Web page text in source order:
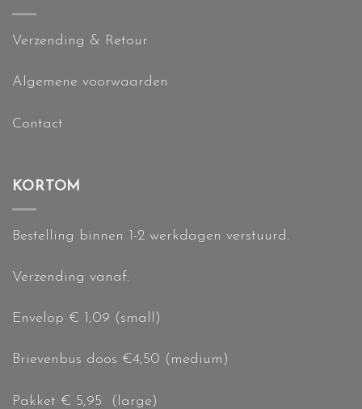
Verzending & Retour
Algemene voorwaarden
Contact
KORTOM
Bestelling binnen 1-2 werkdagen verstuurd.
Verzending vanaf:
Envelop € 1,09 (small)
Brievenbus doos €4,50 (medium)
Pakket € 5,95 (large)